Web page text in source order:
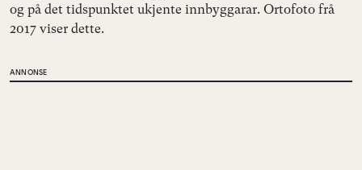
og på det tidspunktet ukjente innbyggarar. Ortofoto frå
2017 viser dette.
ANNONSE